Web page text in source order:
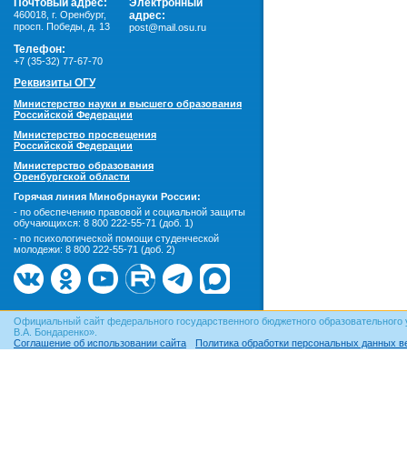
Почтовый адрес:
460018 г. Оренбург,
просп. Победы, д. 13
Электронный
адрес:
post@mail.osu.ru
Телефон:
+7 (35-32) 77-67-70
Реквизиты ОГУ
Министерство науки и высшего образования
Российской Федерации
Министерство просвещения
Российской Федерации
Министерство образования
Оренбургской области
Горячая линия Минобрнауки России:
- по обеспечению правовой и социальной защиты
обучающихся: 8 800 222-55-71 (доб. 1)
- по психологической помощи студенческой
молодежи: 8 800 222-55-71 (доб. 2)
Официальный сайт федерального государственного бюджетного
В.А. Бондаренко».
Соглашение об использовании сайта
Политика обработки персональных данных